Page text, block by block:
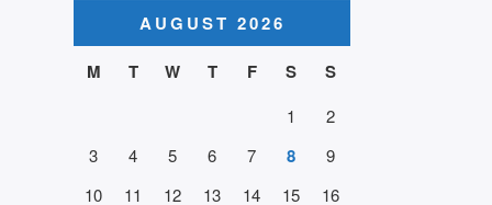
AUGUST 2026
M
T W T F S S
1
2
3
4 5 6 7 8
9
10
11 12 13 14 15
16